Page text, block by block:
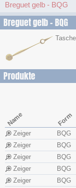
Breguet gelb - BQG
Breguet gelb - BQG
Produkte
Name Form
Zeiger BQG
Zeiger
BQG
Zeiger
BQG
Zeiger
BQG
Zeiger
BQG